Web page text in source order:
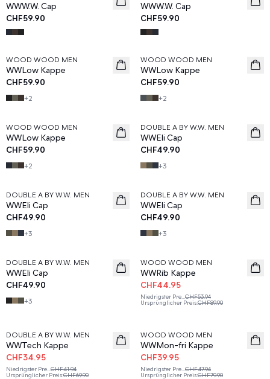
WWW.W. Cap
CHF59.90
WWW.W. Cap
CHF59.90
WOOD WOOD MEN
WWLow Kappe
CHF59.90
+2
WOOD WOOD MEN
WWLow Kappe
CHF59.90
+2
WOOD WOOD MEN
WWLow Kappe
CHF59.90
+2
DOUBLE A BY W.W. MEN
WWEli Cap
CHF49.90
+3
DOUBLE A BY W.W. MEN
WWEli Cap
CHF49.90
+3
DOUBLE A BY W.W. MEN
WWEli Cap
CHF49.90
+3
DOUBLE A BY W.W. MEN
WWEli Cap
CHF49.90
+3
WOOD WOOD MEN
WWRib Kappe
CHF44.95
Niedrigster Pre CHF53.94
Ursprünglicher Preis:CHF89.90
DOUBLE A BY W.W. MEN
WWTech Kappe
CHF34.95
Niedrigster Pre CHF41.94
Ursprünglicher Preis:CHF69.90
WOOD WOOD MEN
WWMon-fri Kappe
CHF39.95
Niedrigster Pre CHF47.94
Ursprünglicher Preis:CHF79.90